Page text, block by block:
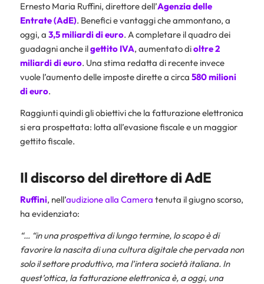
Ernesto Maria Ruffini, direttore dell’Agenzia delle
Entrate (AdE). Benefici e vantaggi che ammontano, a
oggi, a 3,5 miliardi di euro. A completare il quadro dei
guadagni anche ilgettito IVA, aumentato dioltre 2
miliardi di euro. Una stima redatta di recente invece
vuole l’aumento delle imposte dirette a circa 580 milioni
di euro.
Raggiunti quindi gli obiettivi che la fatturazione elettronica
si era prospettata: lotta all’evasione fiscale e un maggior
gettito fiscale.
Il discorso del direttore di AdE
Ruffini, nell’audizione alla Camera tenuta il giugno scorso,
ha evidenziato:
“… “in una prospettiva di lungo termine, lo scopo è di
favorire la nascita di una cultura digitale che pervada non
solo il settore produttivo, ma l’intera società italiana. In
quest’ottica, la fatturazione elettronica è, a oggi, una